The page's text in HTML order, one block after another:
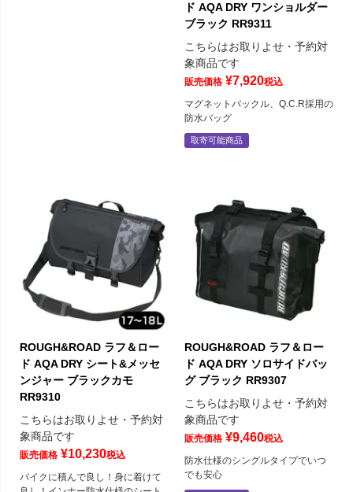
ド AQA DRY ワンショルダー
ブラック RR9311
こちらはお取りよせ・予約対
象商品です
販売価格 ¥7,920税込
マグネットバックル、Q.C.R採用の
防水バッグ
取寄可能商品
ROUGH&ROAD ラフ＆ロー
ド AQA DRY シート&メッセ
ンジャー ブラックカモ
RR9310
こちらはお取りよせ・予約対
象商品です
販売価格 ¥10,230税込
バイクに積んで良し！身に着けて
ROUGH&ROAD ラフ＆ロー
ド AQA DRY ソロサイドバッ
グ ブラック RR9307
こちらはお取りよせ・予約対
象商品です
販売価格 ¥9,460税込
防水仕様のシングルタイプでいつ
でも安心